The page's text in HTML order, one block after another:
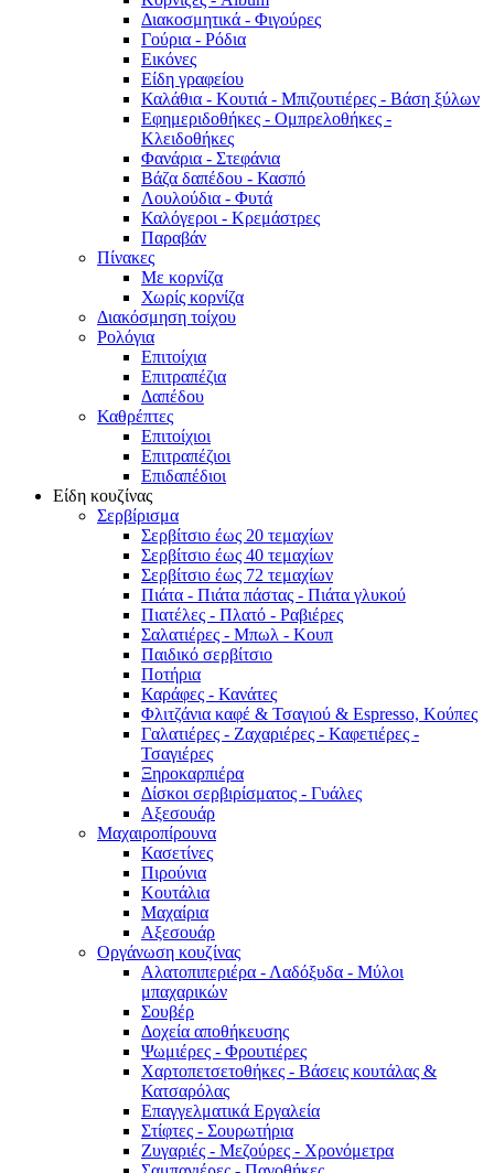
Διακοσμητικά - Φιγούρες
Γούρια - Ρόδια
Εικόνες
Είδη γραφείου
Καλάθια - Κουτιά - Μπιζουτιέρες - Βάση ξύλων
Εφημεριδοθήκες - Ομπρελοθήκες -
Κλειδοθήκες
Φανάρια - Στεφάνια
Βάζα δαπέδου - Κασπό
Λουλούδια - Φυτά
Καλόγεροι - Κρεμάστρες
Παραβάν
Πίνακες
Με κορνίζα
Χωρίς κορνίζα
Διακόσμηση τοίχου
Ρολόγια
Επιτοίχια
Επιτραπέζια
Δαπέδου
Καθρέπτες
Επιτοίχιοι
Επιτραπέζιοι
Επιδαπέδιοι
Είδη κουζίνας
Σερβίρισμα
Σερβίτσιο έως 20 τεμαχίων
Σερβίτσιο έως 40 τεμαχίων
Σερβίτσιο έως 72 τεμαχίων
Πιάτα - Πιάτα πάστας - Πιάτα γλυκού
Πιατέλες - Πλατό - Ραβιέρες
Σαλατιέρες - Μπωλ - Κουπ
Παιδικό σερβίτσιο
Ποτήρια
Καράφες - Κανάτες
Φλιτζάνια καφέ & Τσαγιού & Espresso, Κούπες
Γαλατιέρες - Ζαχαριέρες - Καφετιέρες -
Τσαγιέρες
Ξηροκαρπιέρα
Δίσκοι σερβιρίσματος - Γυάλες
Αξεσουάρ
Μαχαιροπίρουνα
Κασετίνες
Πιρούνια
Κουτάλια
Μαχαίρια
Αξεσουάρ
Οργάνωση κουζίνας
Αλατοπιπεριέρα - Λαδόξυδα - Μύλοι
μπαχαρικών
Σουβέρ
Δοχεία αποθήκευσης
Ψωμιέρες - Φρουτιέρες
Χαρτοπετσετοθήκες - Βάσεις κουτάλας &
Κατσαρόλας
Επαγγελματικά Εργαλεία
Στίφτες - Σουρωτήρια
Ζυγαριές - Μεζούρες - Χρονόμετρα